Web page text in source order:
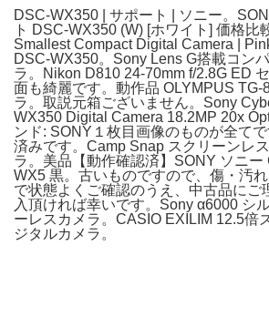
DSC-WX350 | サポート | ソニー。
ト DSC-WX350 (W) [ホワイト] 価格比
Smallest Compact Digital Camera |
DSC-WX350。Sony Lens G搭載コン
ラ。Nikon D810 24-70mm f/2.8G ED
面も綺麗です。動作品 OLYMPUS TG-
ラ。取説元箱ございません。Sony
WX350 Digital Camera 18.2MP 20x
ンド: SONY１枚目画像のものが全て
済みです。Camp Snap スクリーンレ
ラ。美品【動作確認済】SONY ソニー
WX5 黒。古いものですので、傷・汚
で状態よくご確認のうえ、中古品にご
入頂ければ幸いです。Sony α6000 シ
ーレスカメラ。CASIO EXILIM 12.5倍
ジタルカメラ。